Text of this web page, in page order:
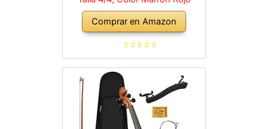
Comprar en Amazon